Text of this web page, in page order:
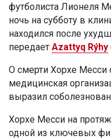
футболиста Лионеля
ночь на субботу в
находился после
передает Azattyq Rýhy
О смерти Хорхе
медицинская
выразил
Хорхе Месси на
одной из ключевых